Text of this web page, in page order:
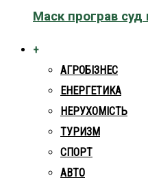
Маск програв суд
+
АГРОБІЗНЕС
ЕНЕРГЕТИКА
НЕРУХОМІСТЬ
ТУРИЗМ
СПОРТ
АВТО